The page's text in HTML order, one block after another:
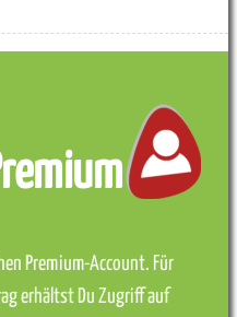
Premium-Account. Für
erhältst Du Zugriff auf